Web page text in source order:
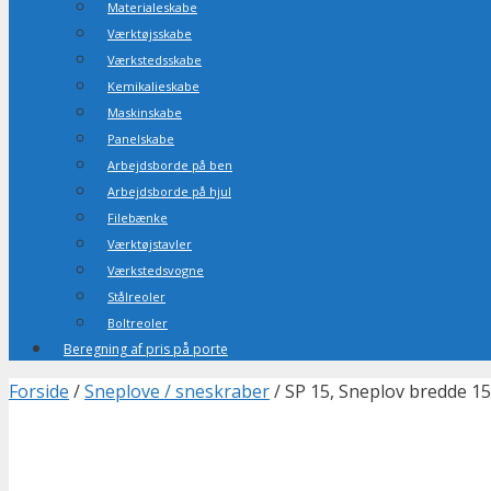
Materialeskabe
Værktøjsskabe
Værkstedsskabe
Kemikalieskabe
Maskinskabe
Panelskabe
Arbejdsborde på ben
Arbejdsborde på hjul
Filebænke
Værktøjstavler
Værkstedsvogne
Stålreoler
Boltreoler
Beregning af pris på porte
Forside /Sneplove / sneskraber/ SP 15, Sneplov bredde